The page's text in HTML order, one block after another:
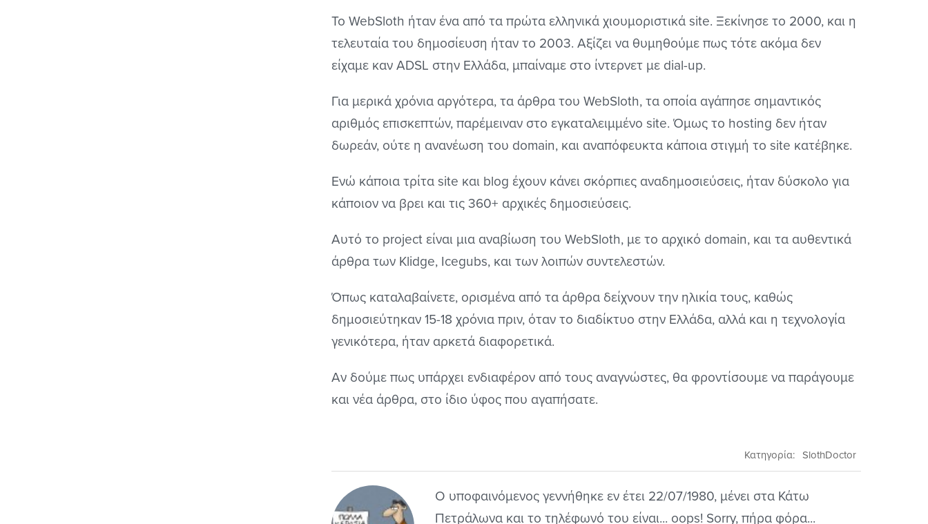
Το WebSloth ήταν ένα από τα πρώτα ελληνικά χιουμοριστικά site. Ξεκίνησε το 2000, και η
τελευταία του δημοσίευση ήταν το 2003. Αξίζει να θυμηθούμε πως τότε ακόμα δεν
είχαμε καν ADSL στην Ελλάδα, μπαίναμε στο ίντερνετ με dial-up.
Για μερικά χρόνια αργότερα, τα άρθρα του WebSloth, τα οποία αγάπησε σημαντικός
αριθμός επισκεπτών, παρέμειναν στο εγκαταλειμμένο site. Όμως το hosting δεν ήταν
δωρεάν, ούτε η ανανέωση του domain, και αναπόφευκτα κάποια στιγμή το site κατέβηκε.
Ενώ κάποια τρίτα site και blog έχουν κάνει σκόρπιες αναδημοσιεύσεις, ήταν δύσκολο για
κάποιον να βρει και τις 360+ αρχικές δημοσιεύσεις.
Αυτό το project είναι μια αναβίωση του WebSloth, με το αρχικό domain, και τα αυθεντικά
άρθρα των Klidge, Icegubs, και των λοιπών συντελεστών.
Όπως καταλαβαίνετε, ορισμένα από τα άρθρα δείχνουν την ηλικία τους, καθώς
δημοσιεύτηκαν 15-18 χρόνια πριν, όταν το διαδίκτυο στην Ελλάδα, αλλά και η τεχνολογία
γενικότερα, ήταν αρκετά διαφορετικά.
Αν δούμε πως υπάρχει ενδιαφέρον από τους αναγνώστες, θα φροντίσουμε να παράγουμε
και νέα άρθρα, στο ίδιο ύφος που αγαπήσατε.
Κατηγορία: SlothDoctor
Ο υποφαινόμενος γεννήθηκε εν έτει 22/07/1980, μένει στα Κάτω
Πετράλωνα και το τηλέφωνό του είναι... oops! Sorry, πήρα φόρα...